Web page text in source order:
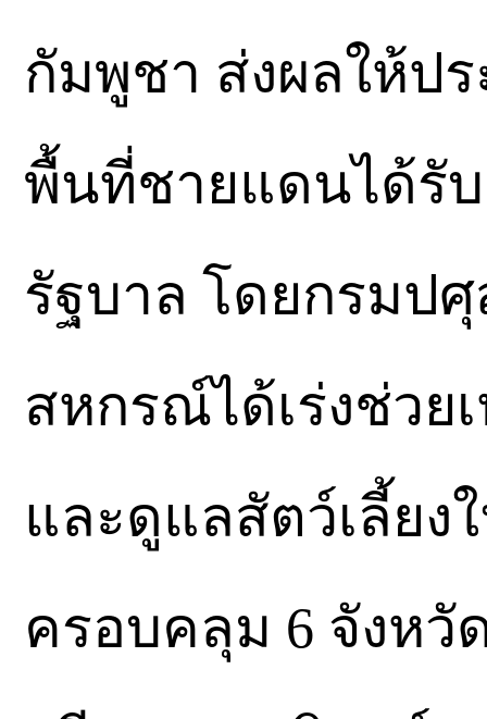
กัมพูชา ส่งผลให้ป
พื้นที่ชายแดนได้รั
รัฐบาล โดยกรมป
สหกรณ์ได้เร่งช่วย
และดูแลสัตว์เลี้ยง
ครอบคลุม 6 จังหวั